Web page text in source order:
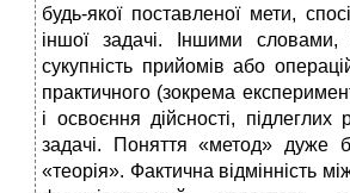
будь-якої поставленої мети,
іншої задачі. Іншими
сукупність прийомів або
практичного (зокрема
і освоєння дійсності, підлеглих
задачі. Поняття «метод» дуже
«теорія». Фактична відмінність